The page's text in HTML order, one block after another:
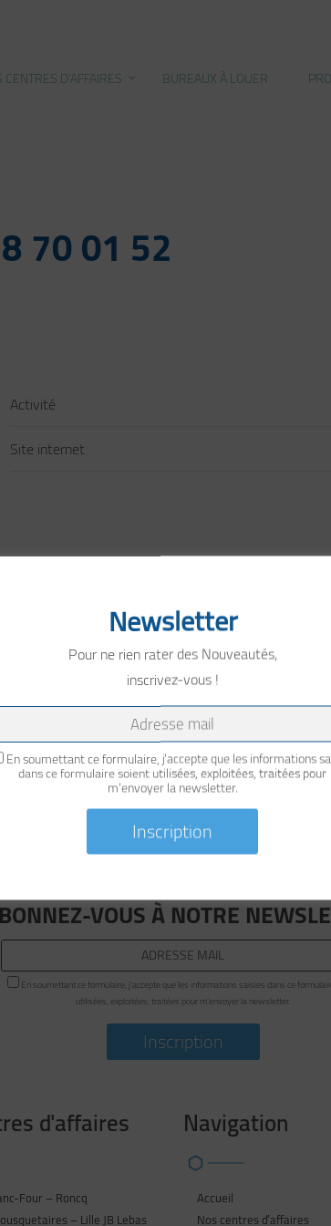
CENTRES D’AFFAIRES BUREAUX À LOUER
70 01 52
Activité
Site internet
en Europe, offrant des solutions logistiques
siège social de nos activités en 2008. Nous
du bâtiment et du quartier mais aussi les services
VOUS À NOTRE
En soumettant ce formulaire, j'accepte que les informations saisies dans ce
utilisées, exploitées, traitées pour m’envoyer la newsletter.
d'affaires
Four – Roncq
– Lille JB Lebas
Navigation
Accueil
Nos centres d’affaires
Newsletter
Pour ne rien rater des Nouveautés,
inscrivez-vous !
En soumettant ce formulaire, j'accepte que les informations
dans ce formulaire soient utilisées, exploitées, traitées pour
m’envoyer la newsletter.